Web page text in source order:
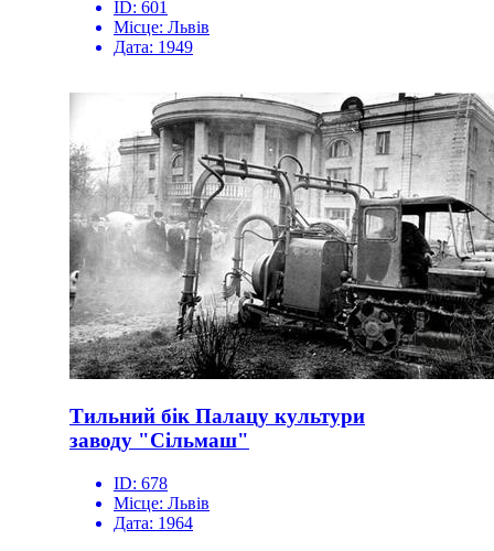
ID: 601
Місце: Львів
Дата: 1949
Тильний бік Палацу культури
заводу "Сільмаш"
ID: 678
Місце: Львів
Дата: 1964